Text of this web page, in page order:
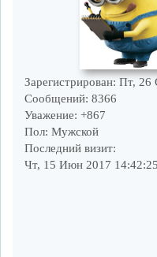
Зарегистрирован: Пт, 26
Сообщений: 8366
Уважение: +867
Пол: Мужской
Последний визит:
Чт, 15 Июн 2017 14:42:25